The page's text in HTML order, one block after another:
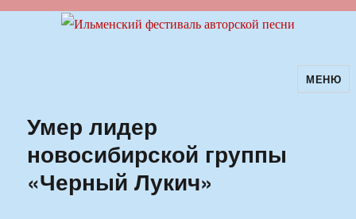
Ильменский фестиваль авторскойМЕНЮ
Умер лидер
новосибирской группы
«Черный Лукич»